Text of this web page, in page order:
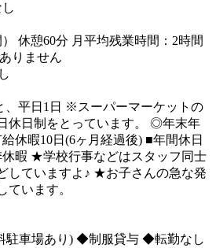
休憩60分 月平均残業時間：2時間
りません
、平日1日 ※スーパーマーケットの
休日制をとっています。 ◎年末年
休暇10日(6ヶ月経過後) ■年間休日
休暇 ★学校行事などはスタッフ同士
していますよ♪ ★お子さんの急な発
ています。
駐車場あり) ◆制服貸与 ◆転勤なし